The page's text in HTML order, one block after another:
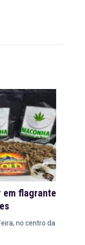
em flagrante
no centro da